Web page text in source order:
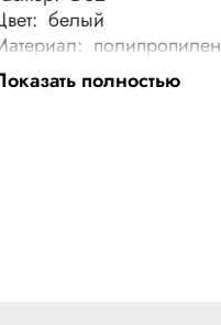
белый
полипропилен
плетеная
полностью